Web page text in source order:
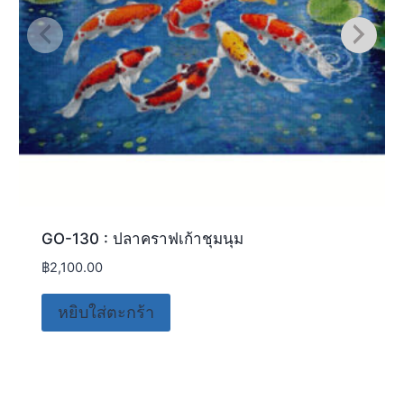
GO-130 : ปลาคราฟเก้าชุมนุม
฿2,100.00
หยิบใส่ตะกร้า